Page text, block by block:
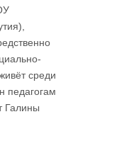
среди
педагогам
Галины